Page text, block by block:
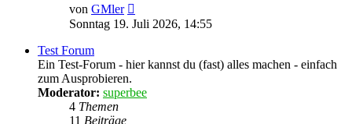
von GMler
Beitrag
Sonntag 19. Juli 2026, 14:55
Test Forum
Ein Test-Forum - hier kannst du (fast) alles machen - einfach
zum Ausprobieren.
Moderator: superbee
4 Themen
11 Beiträge